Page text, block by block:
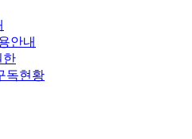
안내
한
독현황